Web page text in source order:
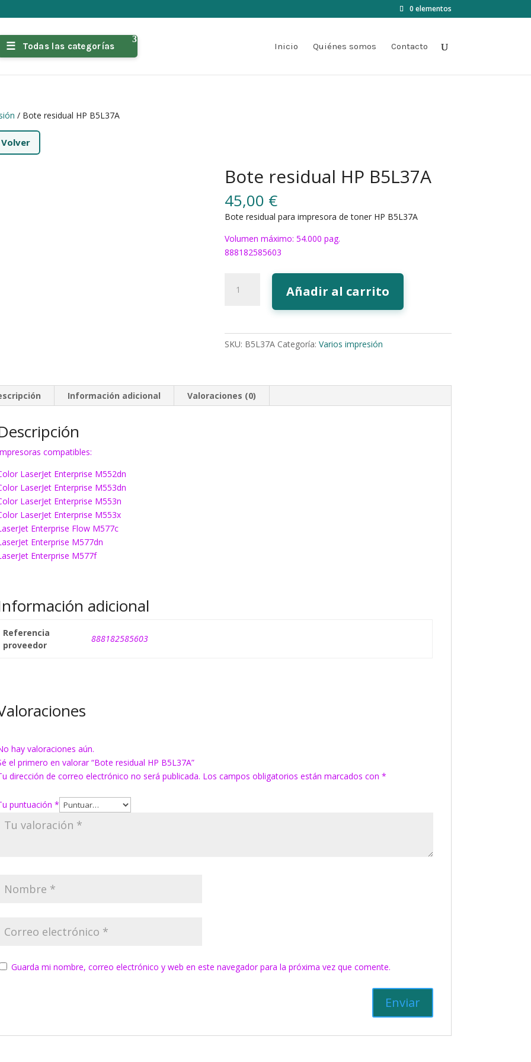
0 elementos
Todas las categorías Inicio Quiénes somos Contacto
/ Bote residual HP B5L37A
Volver
Bote residual HP B5L37A
45,00 €
Bote residual para impresora de toner HP B5L37A
Volumen máximo: 54.000 pag.
888182585603
residual
cantidad
Añadir al carrito
SKU: B5L37A Categoría: Varios impresión
Información adicional Valoraciones (0)
compatibles:
LaserJet Enterprise M552dn
LaserJet Enterprise M553dn
LaserJet Enterprise M553n
LaserJet Enterprise M553x
Enterprise Flow M577c
Enterprise M577dn
Enterprise M577f
adicional
Referencia
proveedor
888182585603
hay valoraciones aún.
el primero en valorar “Bote residual HP B5L37A”
dirección de correo electrónico no será publicada. Los campos obligatorios están marcados con*
puntuación*
Guarda mi nombre, correo electrónico y web en este navegador para la próxima vez que comente.